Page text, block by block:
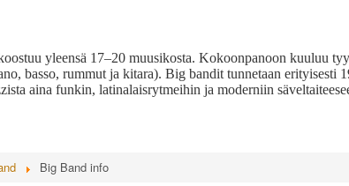
yleensä 17–20 muusikosta. Kokoonpanoon kuuluu
basso, rummut ja kitara). Big bandit tunnetaan erityisesti
aina funkin, latinalaisrytmeihin ja moderniin
Big Band info